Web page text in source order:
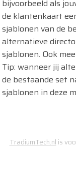
bijvoorbeeld als
de klantenkaart
sjablonen van de
alternatieve
sjablonen. Ook
Tip: wanneer jij
de bestaande set
sjablonen in deze
TradiumTech.nl is